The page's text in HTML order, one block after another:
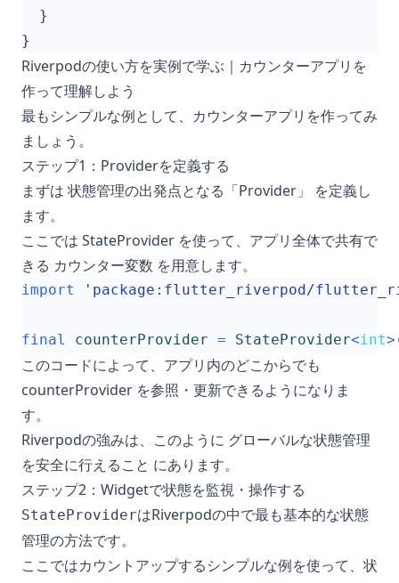
}
}
Riverpodの使い方を実例で学ぶ｜カウンターアプリを
作って理解しよう
最もシンプルな例として、カウンターアプリを作ってみ
ましょう。
ステップ1：Providerを定義する
まずは 状態管理の出発点となる「Provider」 を定義し
ます。
ここでは StateProvider を使って、アプリ全体で共有で
きる カウンター変数 を用意します。
import 'package:flutter_riverpod/
final counterProvider = StateProvider<int>
このコードによって、アプリ内のどこからでも
counterProvider を参照・更新できるようになりま
す。
Riverpodの強みは、このように グローバルな状態管理
を安全に行えること にあります。
ステップ2：Widgetで状態を監視・操作する
StateProviderはRiverpodの中で最も基本的な状態
管理の方法です。
ここではカウントアップするシンプルな例を使って、状